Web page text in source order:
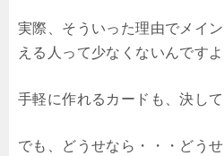
実際、そういった理由でメイ
える人って少なくないんですよ
手軽に作れるカードも、決し
でも、どうせなら・・・どう